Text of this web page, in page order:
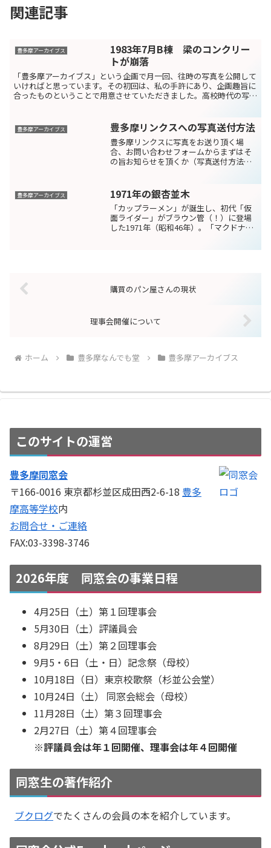
関連記事
豊多摩アーカイブス
1983年7月B棟 梁のコンクリー
トが崩落
「豊多摩アーカイブス」という企画で月一回、往時の写真を公開して
いければと思っています。その初回は、私の手許にあり、企画趣旨に
合ったものということで用意させていただきました。高校時代の写真
豊多摩アーカイブス 豊多摩リンクスへの写真送付方法
豊多摩リンクスに写真をお送り頂く場
合、お問い合わせフォームからまずはそ
の旨お知らせを頂くか（写真送付方法を
用の画像データはメールでの受付をして
おります。「豊多摩アーカ...
豊多摩アーカイブス 1971年の銀杏並木
「カップラーメン」が誕生し、初代「仮
面ライダー」がブラウン管（！）に登場
した1971年（昭和46年）。「マクドナル
購買のパン屋さんの現状
理事会開催について
ホーム 豊多摩なんでも堂 豊多摩アーカイブス
このサイトの運営
豊多摩同窓会
〒166-0016 東京都杉並区成田西2-6-18 豊多
摩高等学校内
お問合せ・ご連絡
FAX:03-3398-3746
2026年度 同窓会の事業日程
4月25日（土）第１回理事会
5月30日（土）評議員会
8月29日（土）第２回理事会
9月5・6日（土・日）記念祭（母校）
10月18日（日）東京校歌祭（杉並公会堂）
10月24日（土） 同窓会総会（母校）
11月28日（土）第３回理事会
2月27日（土）第４回理事会
※評議員会は年１回開催、理事会は年４回開催
同窓生の著作紹介
ブクログでたくさんの会員の本を紹介しています。